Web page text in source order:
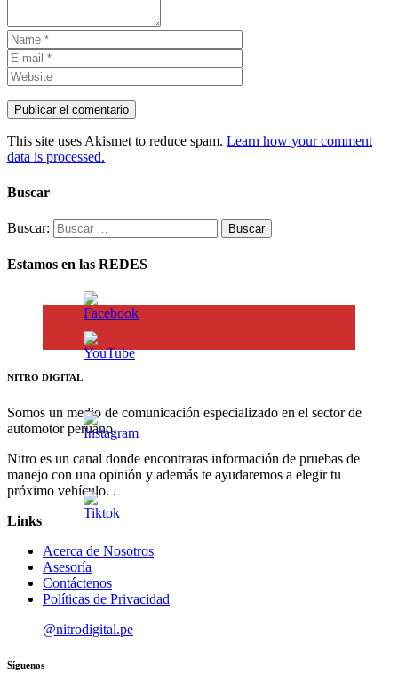
This site uses Akismet to reduce spam. Learn how your comment
data is processed.
Buscar
Buscar:
Estamos en las REDES
NITRO DIGITAL
Somos un medio de comunicación especializado en el sector de
automotor peruano.
Nitro es un canal donde encontraras información de pruebas de
manejo con una opinión y además te ayudaremos a elegir tu
próximo vehículo. .
Links
Acerca de Nosotros
Asesoría
Contáctenos
Políticas de Privacidad
@nitrodigital.pe
Síguenos